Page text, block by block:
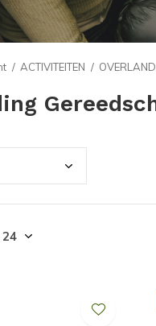
ACTIVITEITEN